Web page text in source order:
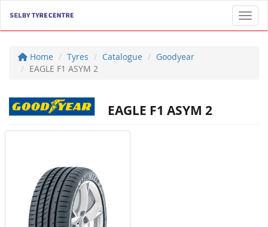
Home Tyres Catalogue
Goodyear
EAGLE F1 ASYM 2
EAGLE F1 ASYM 2